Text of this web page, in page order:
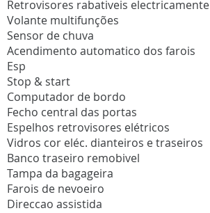
Retrovisores rabativeis electricamente
Volante multifunções
Sensor de chuva
Acendimento automatico dos farois
Esp
Stop & start
Computador de bordo
Fecho central das portas
Espelhos retrovisores elétricos
Vidros cor eléc. dianteiros e traseiros
Banco traseiro remobivel
Tampa da bagageira
Farois de nevoeiro
Direccao assistida